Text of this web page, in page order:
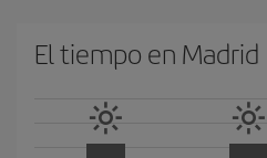
El tiempo en Madrid